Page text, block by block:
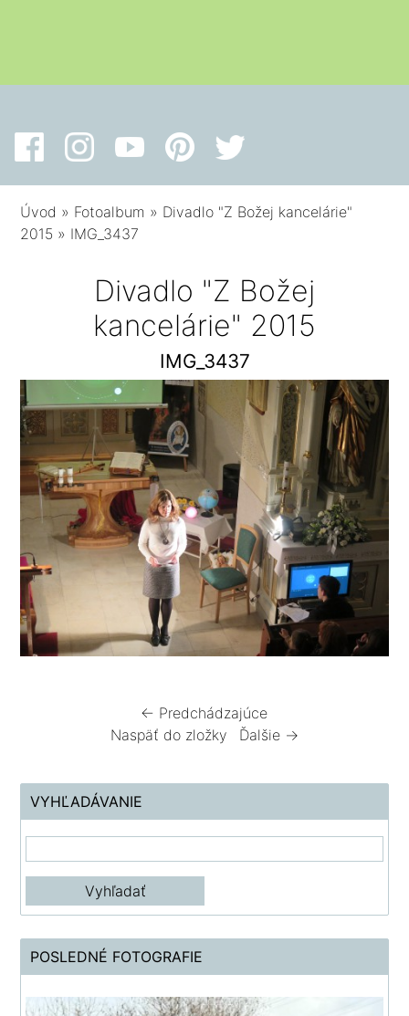
Úvod » Fotoalbum » Divadlo "Z Božej kancelárie"
2015 » IMG_3437
Divadlo "Z Božej
kancelárie" 2015
IMG_3437
← Predchádzajúce
Naspäť do zložky
Ďalšie →
VYHĽADÁVANIE
POSLEDNÉ FOTOGRAFIE